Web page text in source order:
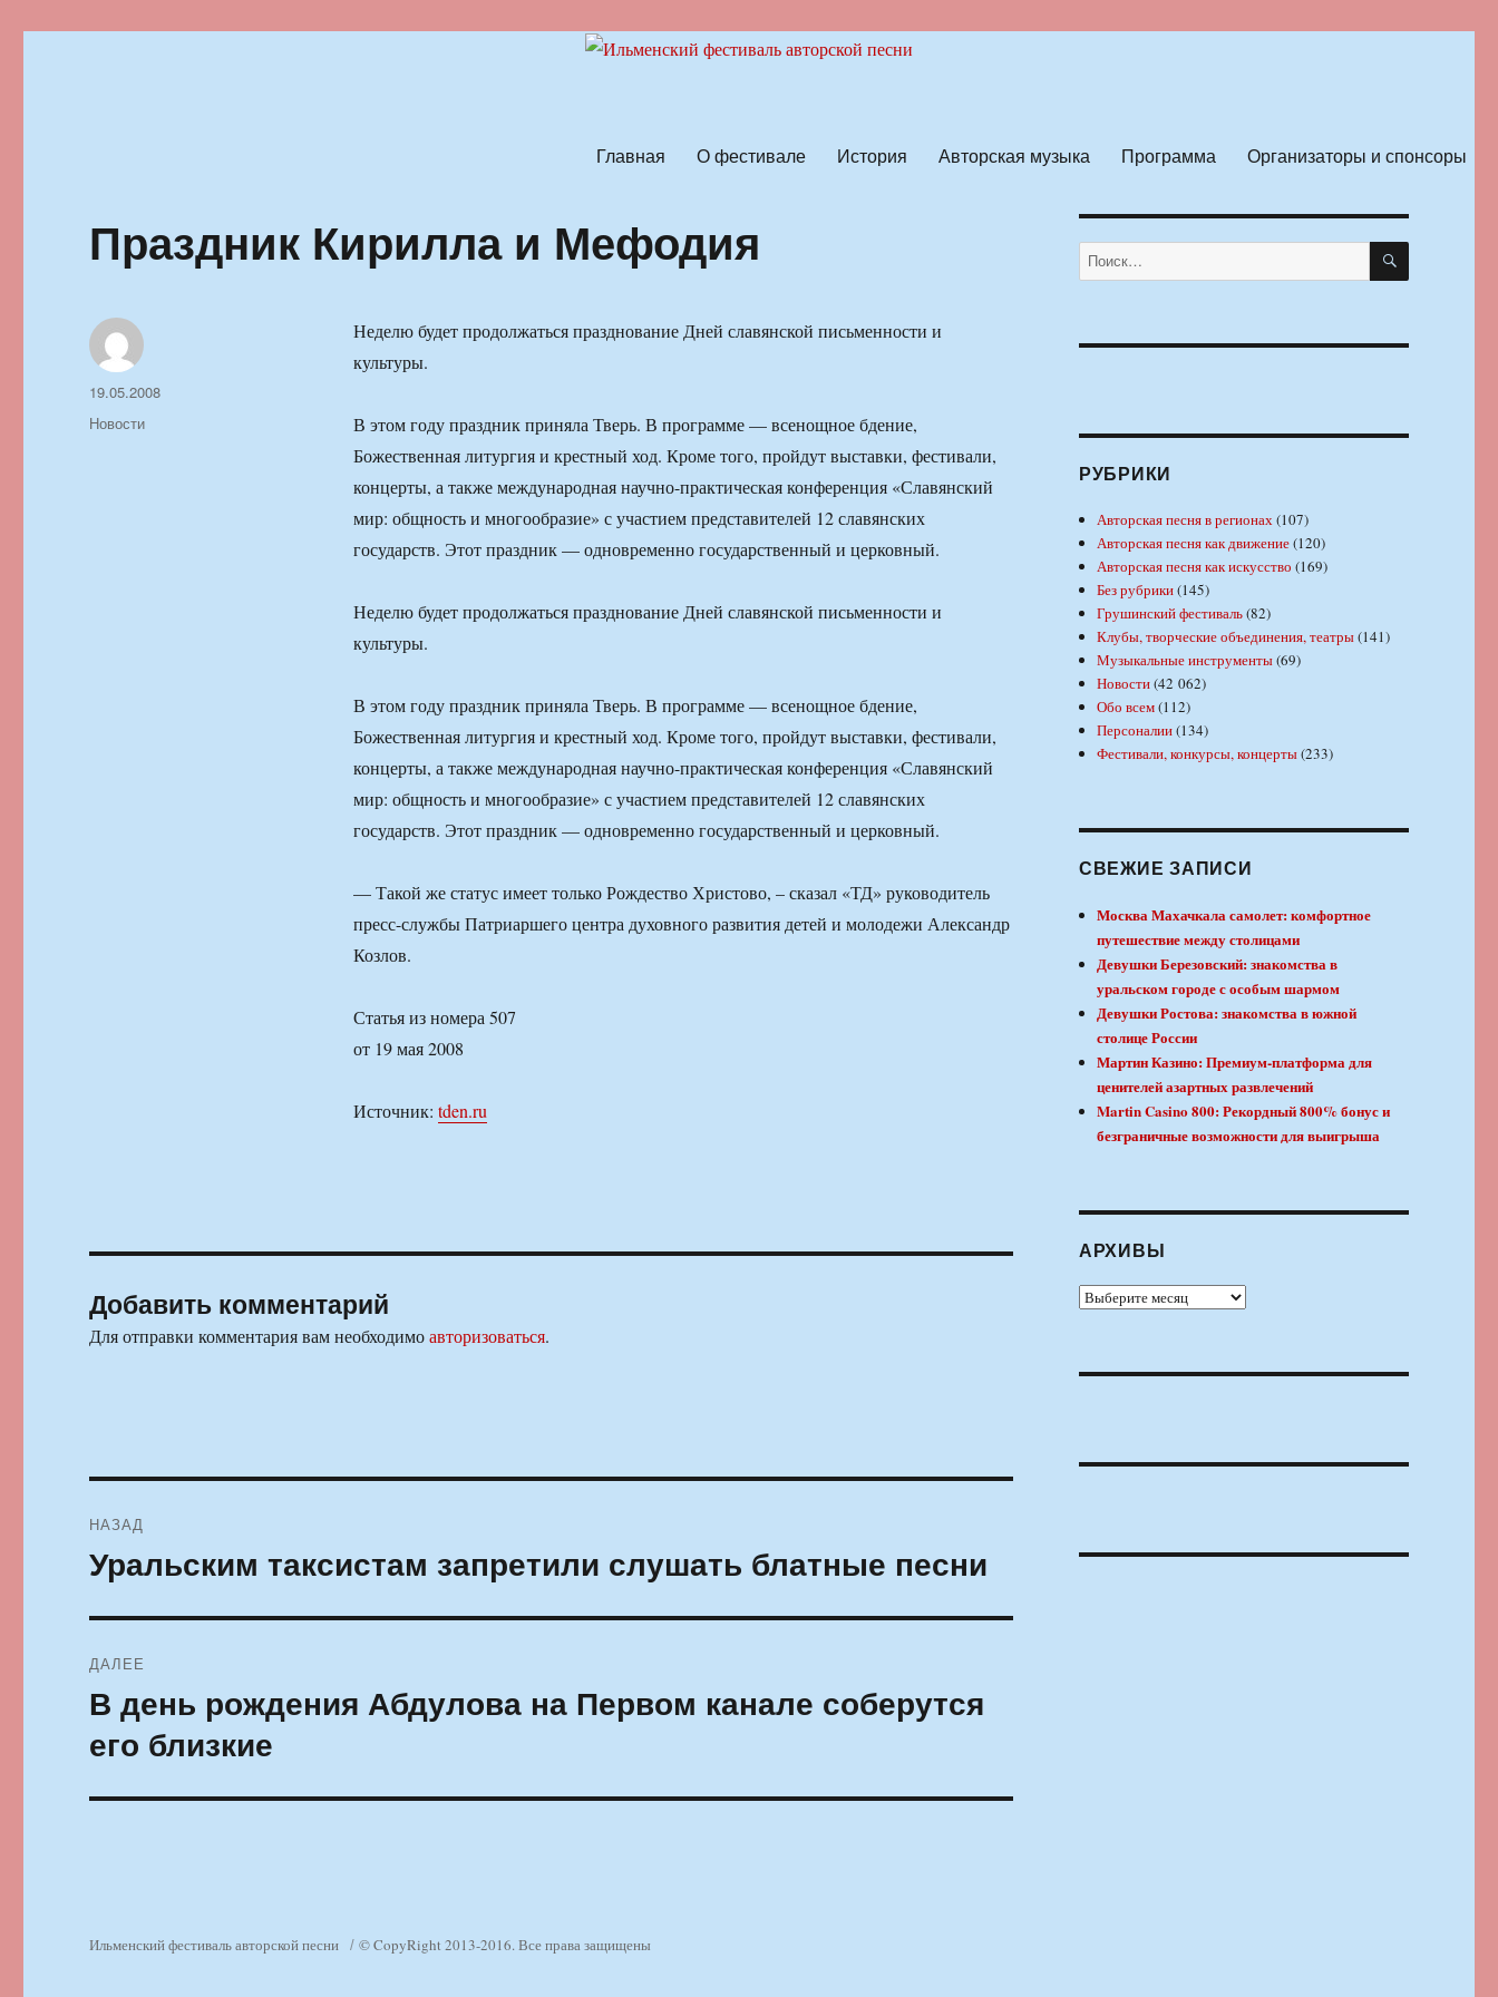
Главная О фестивале История Авторская музыка Программа Организаторы и спонсоры
Праздник Кирилла и Мефодия
Неделю будет продолжаться празднование Дней славянской письменности и
культуры.
В этом году праздник приняла Тверь. В программе — всенощное бдение,
Божественная литургия и крестный ход. Кроме того, пройдут выставки, фестивали,
концерты, а также международная научно-практическая конференция «Славянский
мир: общность и многообразие» с участием представителей 12 славянских
государств. Этот праздник — одновременно государственный и церковный.
Неделю будет продолжаться празднование Дней славянской письменности и
культуры.
В этом году праздник приняла Тверь. В программе — всенощное бдение,
Божественная литургия и крестный ход. Кроме того, пройдут выставки, фестивали,
концерты, а также международная научно-практическая конференция «Славянский
мир: общность и многообразие» с участием представителей 12 славянских
государств. Этот праздник — одновременно государственный и церковный.
— Такой же статус имеет только Рождество Христово, – сказал «ТД» руководитель
пресс-службы Патриаршего центра духовного развития детей и молодежи Александр
Козлов.
Статья из номера 507
от 19 мая 2008
Источник: tden.ru
Автор
Опубликовано
19.05.2008
Рубрики
Новости
Добавить комментарий
Для отправки комментария вам необходимоавторизоваться.
по
НАЗАД
Предыдущая
запись:
Уральским таксистам запретили слушать блатные песни
ДАЛЕЕ
Следующая
запись:
В день рождения Абдулова на Первом канале соберутся
его близкие
Искать: ПОИСК
РУБРИКИ
Авторская песня в регионах(107)
Авторская песня как движение(120)
Авторская песня как искусство (169)
Без рубрики(145)
Грушинский фестиваль(82)
Клубы, творческие объединения, театры(141)
Музыкальные инструменты(69)
Новости(42 062)
Обо всем(112)
Персоналии(134)
Фестивали, конкурсы, концерты(233)
СВЕЖИЕ ЗАПИСИ
Москва Махачкала самолет: комфортное
путешествие между столицами
Девушки Березовский: знакомства в
уральском городе с особым шармом
Девушки Ростова: знакомства в южной
столице России
Мартин Казино: Премиум-платформа для
ценителей азартных развлечений
Martin Casino 800: Рекордный 800% бонус и
безграничные возможности для выигрыша
АРХИВЫ
Архивы
Ильменский фестиваль авторской песни © CopyRight 2013-2016. Все права защищены